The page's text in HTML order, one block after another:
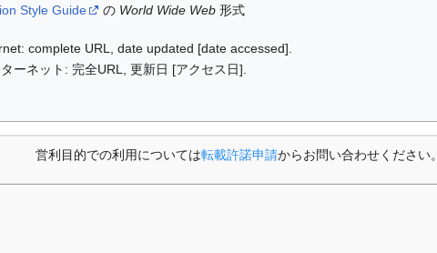
Style Guide の World Wide Web 形式
complete URL, date updated [date accessed].
ーネット: 完全URL, 更新日 [アクセス日].
営利目的での利用については転載許諾申請からお問い合わせください。